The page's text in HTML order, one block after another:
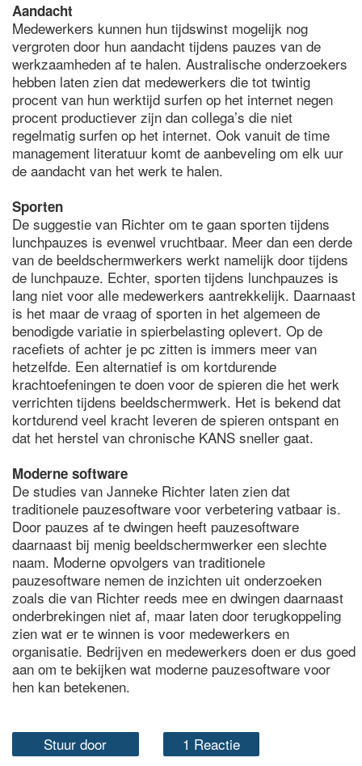
Aandacht
Medewerkers kunnen hun tijdswinst mogelijk nog
vergroten door hun aandacht tijdens pauzes van de
werkzaamheden af te halen. Australische onderzoekers
hebben laten zien dat medewerkers die tot twintig
procent van hun werktijd surfen op het internet negen
procent productiever zijn dan collega’s die niet
regelmatig surfen op het internet. Ook vanuit de time
management literatuur komt de aanbeveling om elk uur
de aandacht van het werk te halen.
Sporten
De suggestie van Richter om te gaan sporten tijdens
lunchpauzes is evenwel vruchtbaar. Meer dan een derde
van de beeldschermwerkers werkt namelijk door tijdens
de lunchpauze. Echter, sporten tijdens lunchpauzes is
lang niet voor alle medewerkers aantrekkelijk. Daarnaast
is het maar de vraag of sporten in het algemeen de
benodigde variatie in spierbelasting oplevert. Op de
racefiets of achter je pc zitten is immers meer van
hetzelfde. Een alternatief is om kortdurende
krachtoefeningen te doen voor de spieren die het werk
verrichten tijdens beeldschermwerk. Het is bekend dat
kortdurend veel kracht leveren de spieren ontspant en
dat het herstel van chronische KANS sneller gaat.
Moderne software
De studies van Janneke Richter laten zien dat
traditionele pauzesoftware voor verbetering vatbaar is.
Door pauzes af te dwingen heeft pauzesoftware
daarnaast bij menig beeldschermwerker een slechte
naam. Moderne opvolgers van traditionele
pauzesoftware nemen de inzichten uit onderzoeken
zoals die van Richter reeds mee en dwingen daarnaast
onderbrekingen niet af, maar laten door terugkoppeling
zien wat er te winnen is voor medewerkers en
organisatie. Bedrijven en medewerkers doen er dus goed
aan om te bekijken wat moderne pauzesoftware voor
hen kan betekenen.
Stuur door 1 Reactie